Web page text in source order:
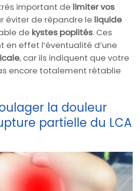
important de limiter vos
éviter de répandre le liquide
de kystes poplités. Ces
en effet l’éventualité d’une
, car ils indiquent que votre
encore totalement rétablie
la douleur
partielle du LCA